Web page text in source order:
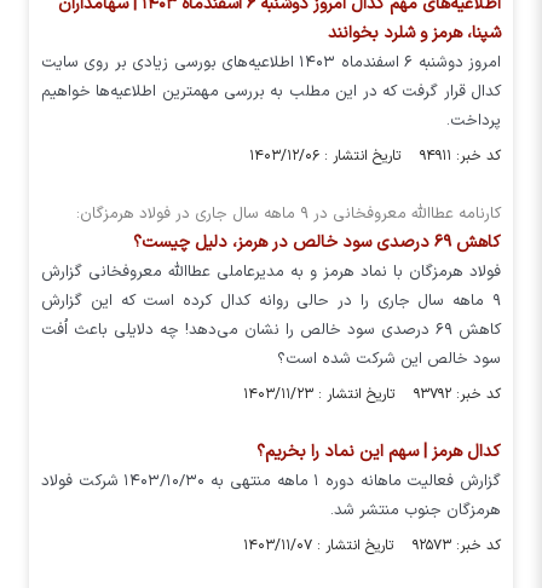
شپنا، هرمز و شلرد بخوانند
امروز دوشنبه ۶ اسفندماه ۱۴۰۳ اطلاعیه‌های بورسی زیادی بر روی سایت
کدال قرار گرفت که در این مطلب به بررسی مهمترین اطلاعیه‌ها خواهیم
پرداخت.
کد خبر: ۹۴۹۱۱ تاریخ انتشار : ۱۴۰۳/۱۲/۰۶
کارنامه عطاالله معروفخانی در ۹ ماهه سال جاری در فولاد هرمزگان:
کاهش ۶۹ درصدی سود خالص در هرمز، دلیل چیست؟
فولاد هرمزگان با نماد هرمز و به مدیرعاملی عطاالله معروفخانی گزارش
۹ ماهه سال جاری را در حالی روانه کدال کرده است که این گزارش
کاهش ۶۹ درصدی سود خالص را نشان می‌دهد! چه دلایلی باعث اُفت
سود خالص این شرکت شده است؟
کد خبر: ۹۳۷۹۲ تاریخ انتشار : ۱۴۰۳/۱۱/۲۳
کدال هرمز | سهم این نماد را بخریم؟
گزارش فعالیت ماهانه دوره ۱ ماهه منتهی به ۱۴۰۳/۱۰/۳۰ شرکت فولاد
هرمزگان جنوب منتشر شد.
کد خبر: ۹۲۵۷۳ تاریخ انتشار : ۱۴۰۳/۱۱/۰۷